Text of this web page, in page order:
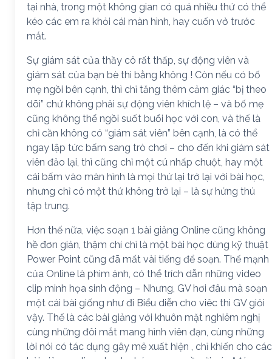
tại nhà, trong một không gian có quá nhiều thứ có thể
kéo các em ra khỏi cái màn hình, hay cuốn vở trước
mắt.
Sự giám sát của thầy cô rất thấp, sự động viên và
giám sát của bạn bè thì bằng không ! Còn nếu có bố
mẹ ngồi bên cạnh, thì chỉ tăng thêm cảm giác “bị theo
dõi” chứ không phải sự động viên khích lệ – và bố mẹ
cũng không thể ngồi suốt buổi học với con, và thế là
chỉ cần không có “giám sát viên” bên cạnh, là có thể
ngay lập tức bấm sang trò chơi – cho đến khi giám sát
viên đảo lại, thì cũng chỉ một cú nhấp chuột, hay một
cái bấm vào màn hình là mọi thứ lại trở lại với bài học,
nhưng chỉ có một thứ không trở lại – là sự hứng thú
tập trung.
Hơn thế nữa, việc soạn 1 bài giảng Online cũng không
hề đơn giản, thậm chí chỉ là một bài học dùng kỹ thuật
Power Point cũng đã mất vài tiếng để soạn. Thế mạnh
của Online là phim ảnh, có thể trích dẫn những video
clip minh họa sinh động – Nhưng, GV hơi đâu mà soạn
một cái bài giống như đi Biểu diễn cho viêc thi GV giỏi
vậy. Thế là các bài giảng với khuôn mặt nghiêm nghị
cùng những đôi mắt mang hình viên đạn, cùng những
lời nói có tác dụng gây mê xuất hiện , chỉ khiến cho các